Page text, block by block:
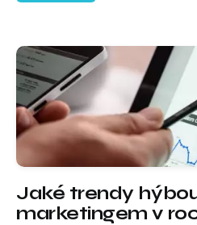
Jaké trendy
marketingem v